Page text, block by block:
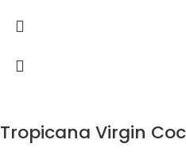
Tropicana Virgin